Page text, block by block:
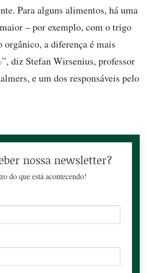
Para alguns alimentos, há uma
– por exemplo, com o trigo
orgânico, a diferença é mais
diz Stefan Wirsenius, professor
e um dos responsáveis pelo
nossa newsletter?
do que está acontecendo!